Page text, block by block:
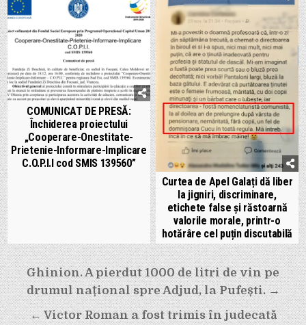
COMUNICAT DE PRESĂ:
Închiderea proiectului
„Cooperare-Onestitate-
Prietenie-Informare-Implicare
C.O.P.I.I cod SMIS 139560”
Curtea de Apel Galați dă liber
la jigniri, discriminare,
etichete false și răstoarnă
valorile morale, printr-o
hotărâre cel puțin discutabilă
Navigare
în
articole
Ghinion. A pierdut 1000 de litri de vin pe
drumul național spre Adjud, la Pufești. →
← Victor Roman a fost trimis în judecată